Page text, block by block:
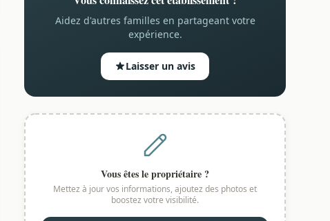
Aidez d'autres familles en partageant votre
expérience.
Laisser un avis
Vous êtes le propriétaire ?
Mettez à jour vos informations, ajoutez des photos et
boostez votre visibilité.